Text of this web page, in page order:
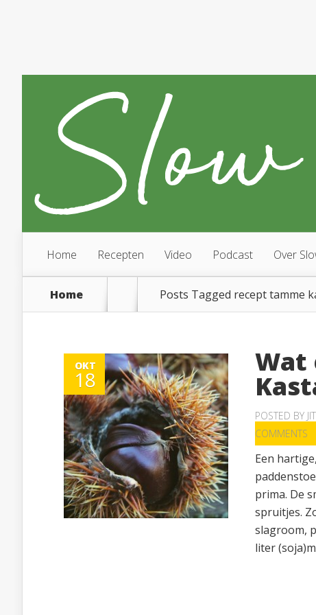
Home Recepten Video Podcast Over
Home Posts Tagged recept tamme
OKT
18
Wat
POSTED BY
COMMENTS
Een
prima. De
spruitjes.
slagroom,
liter